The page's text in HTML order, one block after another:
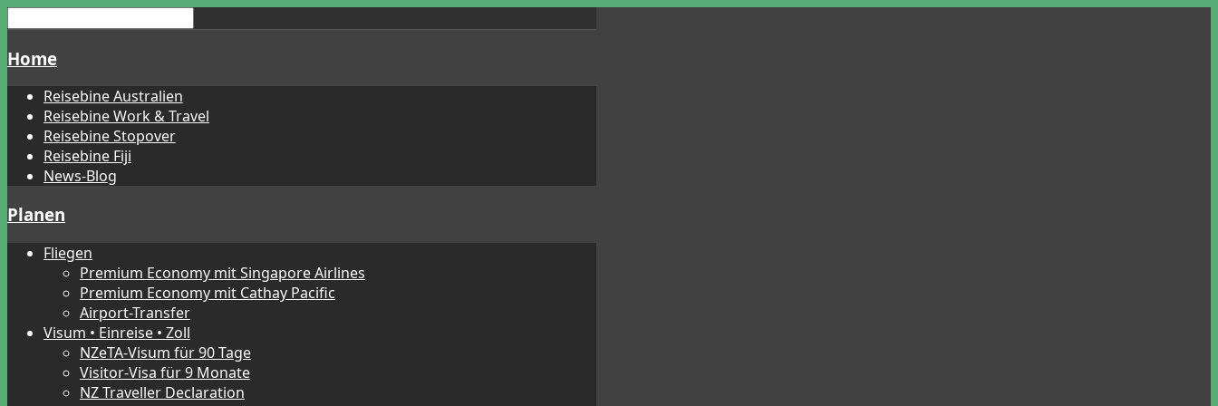
Home
Reisebine Australien
Reisebine Work & Travel
Reisebine Stopover
Reisebine Fiji
News-Blog
Planen
Fliegen
Premium Economy mit Singapore Airlines
Premium Economy mit Cathay Pacific
Airport-Transfer
Visum • Einreise • Zoll
NZeTA-Visum für 90 Tage
Visitor-Visa für 9 Monate
NZ Traveller Declaration